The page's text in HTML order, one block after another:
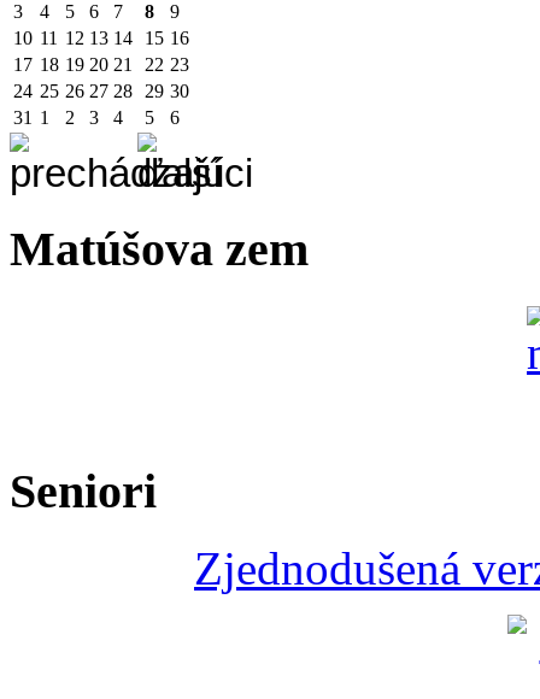
3
4 5 6 7 8
9
10 11 12 13 14 15 16
17 18 19 20 21 22 23
24 25 26 27 28 29 30
31 1 2 3 4 5 6
Matúšova zem
Seniori
Zjednodušená